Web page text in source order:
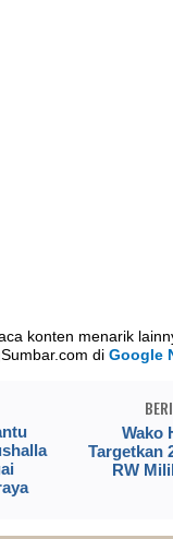
konten menarik
diGoogle
Wako
Targetkan
RW